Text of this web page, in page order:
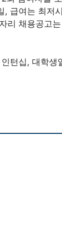
급여는 최저
리 채용공고
턴십, 대학생